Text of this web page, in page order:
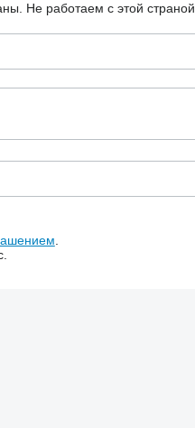
Не работаем с этой страной